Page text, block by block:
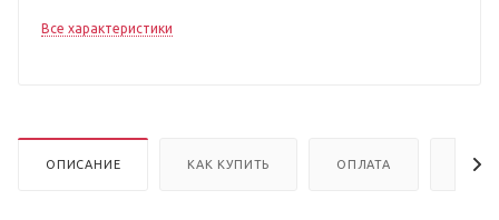
Все характеристики
ОПИСАНИЕ КАК КУПИТЬ ОПЛАТА